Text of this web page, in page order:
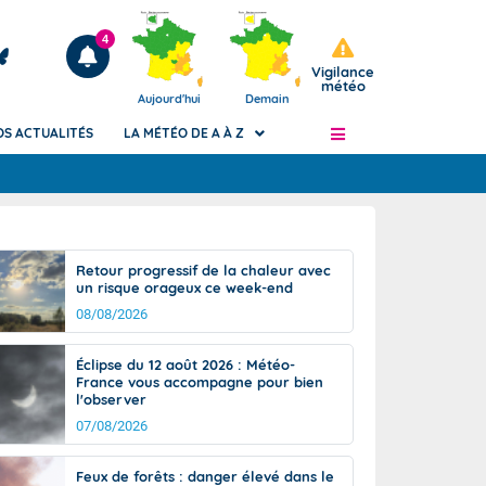
Articles
4
Aujourd'hui Demain
Vigilance
météo
de
Phénomènes dangereux de J+2 à J+7
Avertissement pluies intenses à l'échelle
des communes (Apic)
Bulletins Marine
Bulletins d'estimation du risque
d'avalanche
Météo des forêts
Vigicrues
ACTUALITÉS LA MÉTÉO DE A À Z
Retour progressif de la chaleur avec
un risque orageux ce week-end
08/08/2026
Éclipse du 12 août 2026 : Météo-
France vous accompagne pour bien
l'observer
07/08/2026
Feux de forêts : danger élevé dans le